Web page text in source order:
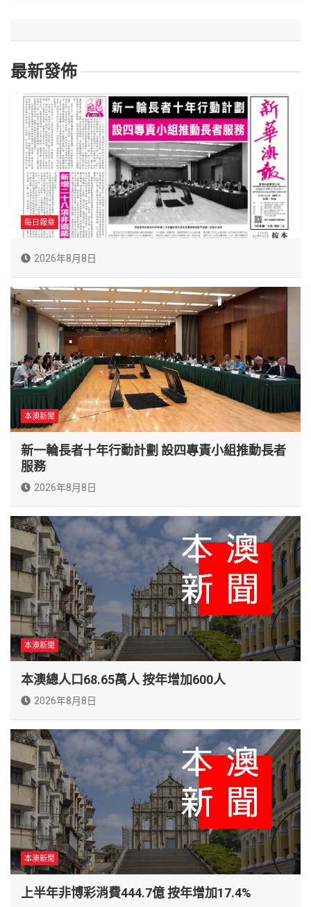
最新發佈
每日報章
2026年8月8日
本澳新聞
新一輪長者十年行動計劃 設四專責小組推動長者
服務
2026年8月8日
本澳新聞
本澳總人口68.65萬人 按年增加600人
2026年8月8日
本澳新聞
上半年非博彩消費444.7億 按年增加17.4%